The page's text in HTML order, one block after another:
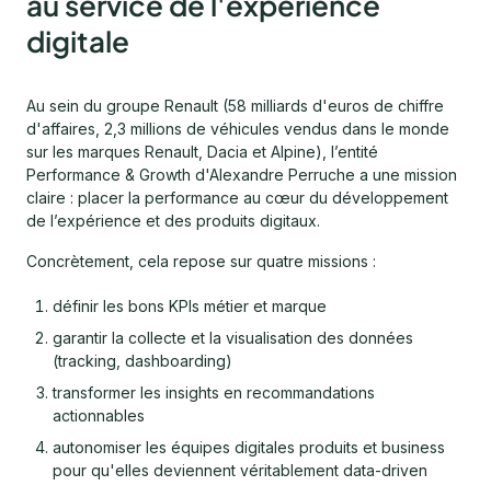
digitale
Au sein du groupe Renault (58 milliards d'euros de chiffre
d'affaires, 2,3 millions de véhicules vendus dans le monde
sur les marques Renault, Dacia et Alpine), l’entité
Performance & Growth d'Alexandre Perruche a une mission
claire : placer la performance au cœur du développement
de l’expérience et des produits digitaux.
Concrètement, cela repose sur quatre missions :
définir les bons KPIs métier et marque
garantir la collecte et la visualisation des données
(tracking, dashboarding)
transformer les insights en recommandations
actionnables
autonomiser les équipes digitales produits et business
pour qu'elles deviennent véritablement data-driven